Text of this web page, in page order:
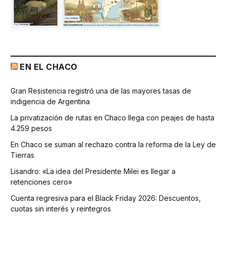
EN EL CHACO
Gran Resistencia registró una de las mayores tasas de
indigencia de Argentina
La privatización de rutas en Chaco llega con peajes de hasta
4.259 pesos
En Chaco se suman al rechazo contra la reforma de la Ley de
Tierras
Lisandro: «La idea del Presidente Milei es llegar a
retenciones cero»
Cuenta regresiva para el Black Friday 2026: Descuentos,
cuotas sin interés y reintegros